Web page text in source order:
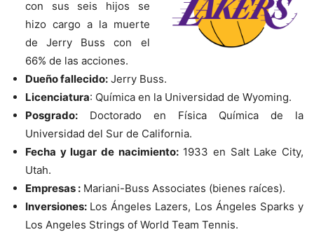
con sus seis hijos se
hizo cargo a la muerte
de Jerry Buss con el
66% de las acciones.
Dueño fallecido: Jerry Buss.
Licenciatura: Química en la Universidad de Wyoming.
Posgrado: Doctorado en Física Química de la
Universidad del Sur de California.
Fecha y lugar de nacimiento:1933 en Salt Lake City,
Utah.
Empresas : Mariani-Buss Associates (bienes raíces).
Inversiones: Los Ángeles Lazers, Los Ángeles Sparks y
Los Angeles Strings of World Team Tennis.